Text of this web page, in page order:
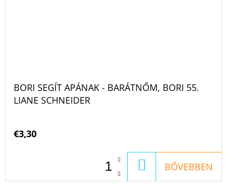
BORI SEGÍT APÁNAK - BARÁTNŐM, BORI 55.
LIANE SCHNEIDER
€3,30
KOSÁRBA
BŐVEBBEN